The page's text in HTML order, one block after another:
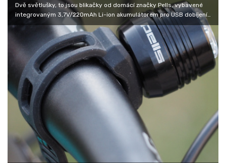
Dvě světlušky, to jsou blikačky od domácí značky Pells, vybavené
integrovaným 3,7V/220mAh Li-ion akumulátorem pro USB dobíjení.
Jedna je…